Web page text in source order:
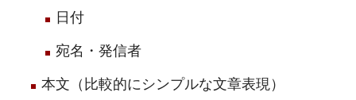
日付
宛名・発信者
本文（比較的にシンプルな文章表現）